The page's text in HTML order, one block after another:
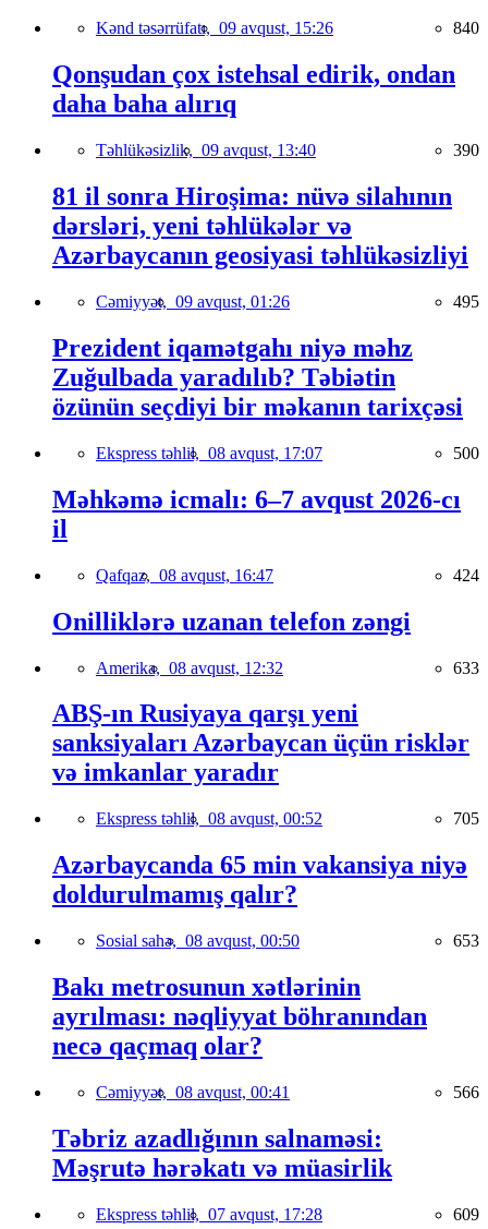
Kənd təsərrüfatı, 09 avqust, 15:26 840
Qonşudan çox istehsal edirik, ondan
daha baha alırıq
Təhlükəsizlik, 09 avqust, 13:40 390
81 il sonra Hiroşima: nüvə silahının
dərsləri, yeni təhlükələr və
Azərbaycanın geosiyasi təhlükəsizliyi
Cəmiyyət, 09 avqust, 01:26 495
Prezident iqamətgahı niyə məhz
Zuğulbada yaradılıb? Təbiətin
özünün seçdiyi bir məkanın tarixçəsi
Ekspress təhlil, 08 avqust, 17:07 500
Məhkəmə icmalı: 6–7 avqust 2026-cı
il
Qafqaz, 08 avqust, 16:47 424
Onilliklərə uzanan telefon zəngi
Amerika, 08 avqust, 12:32 633
ABŞ-ın Rusiyaya qarşı yeni
sanksiyaları Azərbaycan üçün risklər
və imkanlar yaradır
Ekspress təhlil, 08 avqust, 00:52 705
Azərbaycanda 65 min vakansiya niyə
doldurulmamış qalır?
Sosial sahə, 08 avqust, 00:50 653
Bakı metrosunun xətlərinin
ayrılması: nəqliyyat böhranından
necə qaçmaq olar?
Cəmiyyət, 08 avqust, 00:41 566
Təbriz azadlığının salnaməsi:
Məşrutə hərəkatı və müasirlik
Ekspress təhlil, 07 avqust, 17:28 609